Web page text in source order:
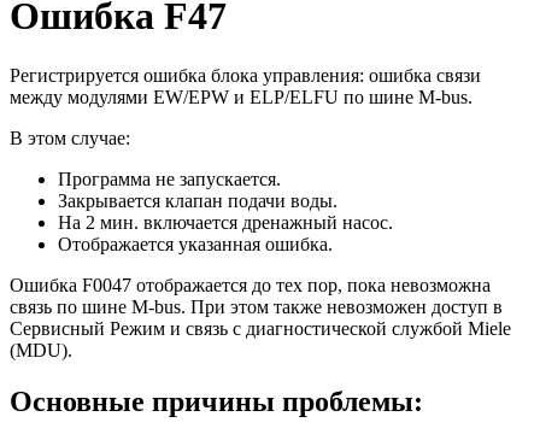
Ошибка F47
Регистрируется ошибка блока управления: ошибка связи
между модулями EW/EPW и ELP/ELFU по шине M-bus.
В этом случае:
Программа не запускается.
Закрывается клапан подачи воды.
На 2 мин. включается дренажный насос.
Отображается указанная ошибка.
Ошибка F0047 отображается до тех пор, пока невозможна
связь по шине M-bus. При этом также невозможен доступ в
Сервисный Режим и связь с диагностической службой Miele
(MDU).
Основные причины проблемы: